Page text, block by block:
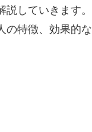
していきます
特徴、効果的